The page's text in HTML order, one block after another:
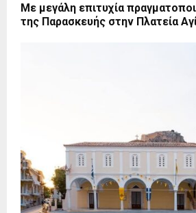
Με μεγάλη επιτυχία
της Παρασκευής στην Πλατεία